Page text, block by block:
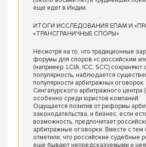
еще идет в Индии.
ИТОГИ ИССЛЕДОВАНИЯ ЕПАМ И
«ТРАНСГРАНИЧНЫЕ СПОРЫ»
Несмотря на то, что традиционные
форумы для споров «с российским
(например, LCIA, ICC, SCC) сохраняют
популярность, наблюдается
популярности арбитражных оговорок
Сингапурского арбитражного центра
особенно среди юристов компаний.
Ощущается позитив от реформы
законодательства, и бизнес, если
возможность, предпочитает
арбитражные оговорки. Вместе с
отметили, что российские судебные
еще бывают непредсказуемыми и